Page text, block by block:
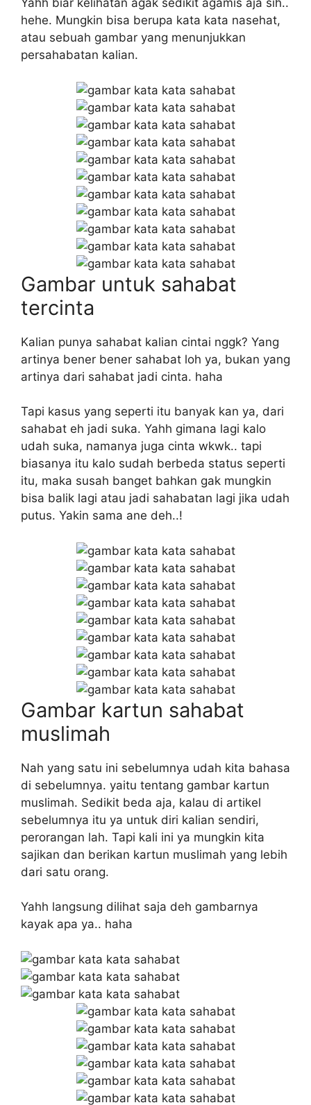
Yahh biar kelihatan agak sedikit agamis aja sih..
hehe. Mungkin bisa berupa kata kata nasehat,
atau sebuah gambar yang menunjukkan
persahabatan kalian.
Gambar untuk sahabat
tercinta
Kalian punya sahabat kalian cintai nggk? Yang
artinya bener bener sahabat loh ya, bukan yang
artinya dari sahabat jadi cinta. haha
Tapi kasus yang seperti itu banyak kan ya, dari
sahabat eh jadi suka. Yahh gimana lagi kalo
udah suka, namanya juga cinta wkwk.. tapi
biasanya itu kalo sudah berbeda status seperti
itu, maka susah banget bahkan gak mungkin
bisa balik lagi atau jadi sahabatan lagi jika udah
putus. Yakin sama ane deh..!
Gambar kartun sahabat
muslimah
Nah yang satu ini sebelumnya udah kita bahasa
di sebelumnya. yaitu tentang gambar kartun
muslimah. Sedikit beda aja, kalau di artikel
sebelumnya itu ya untuk diri kalian sendiri,
perorangan lah. Tapi kali ini ya mungkin kita
sajikan dan berikan kartun muslimah yang lebih
dari satu orang.
Yahh langsung dilihat saja deh gambarnya
kayak apa ya.. haha